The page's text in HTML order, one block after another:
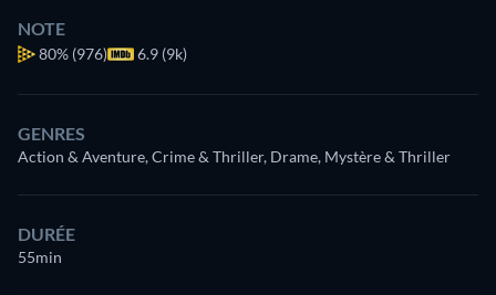
NOTE
80% (976) 6.9 (9k)
GENRES
Action & Aventure, Crime & Thriller, Drame, Mystère & Thriller
DURÉE
55min